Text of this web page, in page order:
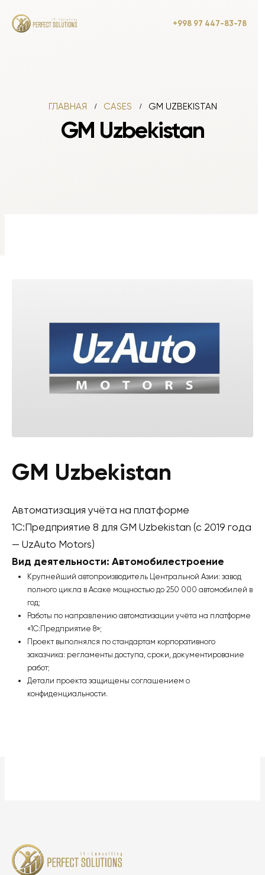
+998 97 447-83-78
ГЛАВНАЯ CASES GM UZBEKISTAN
GM Uzbekistan
GM Uzbekistan
Автоматизация учёта на платформе
1С:Предприятие 8 для GM Uzbekistan (с 2019 года
— UzAuto Motors)
Вид деятельности: Автомобилестроение
Крупнейший автопроизводитель Центральной Азии: завод
полного цикла в Асаке мощностью до 250 000 автомобилей в
год;
Работы по направлению автоматизации учёта на платформе
«1С:Предприятие 8»;
Проект выполнялся по стандартам корпоративного
заказчика: регламенты доступа, сроки, документирование
работ;
Детали проекта защищены соглашением о
конфиденциальности.